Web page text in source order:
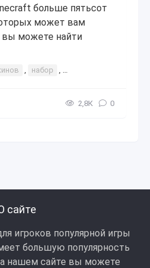
больше пятьсот
может вам
вы можете найти
, набор , пригодится
2,8К 0
сайте
игроков популярной игры
большую популярность
нашем сайте вы можете